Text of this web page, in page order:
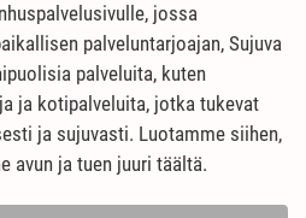
jossa
palveluntarjoajan, Sujuva
palveluita, kuten
ja kotipalveluita, jotka tukevat
ja sujuvasti. Luotamme siihen,
avun ja tuen juuri täältä.